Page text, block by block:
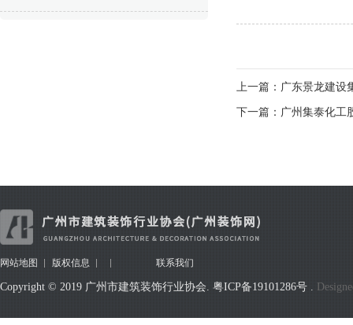
上一篇：广东景龙建设
下一篇：广州集泰化工
网站地图 版权信息 联系我们
Copyright © 2019 广州市建筑装饰行业协会. 粤ICP备19101286号